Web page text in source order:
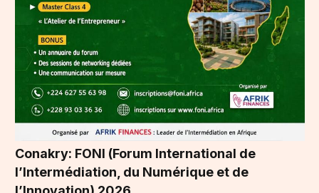
Conakry: FONI (Forum International de
l’Intermédiation, du Numérique et de